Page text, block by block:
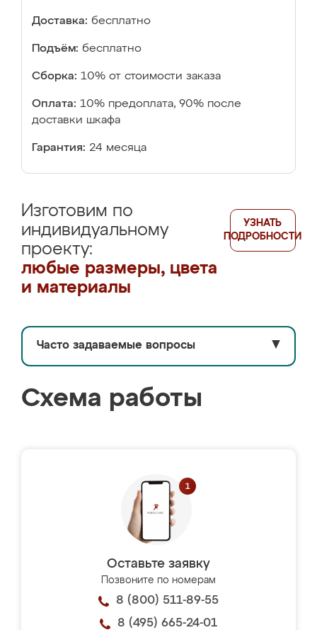
Доставка: бесплатно
Подъём: бесплатно
Сборка: 10% от стоимости заказа
Оплата: 10% предоплата, 90% после
доставки шкафа
Гарантия: 24 месяца
Изготовим по
индивидуальному
проекту:
любые размеры, цвета
и материалы
УЗНАТЬ
ПОДРОБНОСТИ
Часто задаваемые вопросы ▼
Схема работы
Оставьте заявку
Позвоните по номерам
8 (800) 511-89-55
8 (495) 665-24-01